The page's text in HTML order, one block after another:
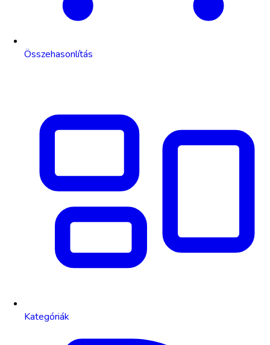
Összehasonlítás
Kategóriák